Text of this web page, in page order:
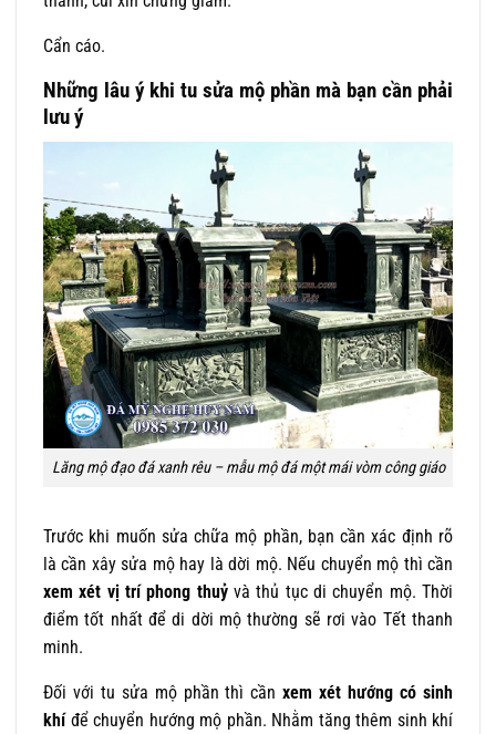
Cẩn cáo.
Những lâu ý khi tu sửa mộ phần mà bạn cần phải
lưu ý
Lăng mộ đạo đá xanh rêu – mẫu mộ đá một mái vòm công giáo
Trước khi muốn sửa chữa mộ phần, bạn cần xác định rõ
là cần xây sửa mộ hay là dời mộ. Nếu chuyển mộ thì cần
xem xét vị trí phong thuỷvà thủ tục di chuyển mộ. Thời
điểm tốt nhất để di dời mộ thường sẽ rơi vào Tết thanh
minh.
Đối với tu sửa mộ phần thì cầnxem xét hướng có sinh
khíđể chuyển hướng mộ phần. Nhằm tăng thêm sinh khí